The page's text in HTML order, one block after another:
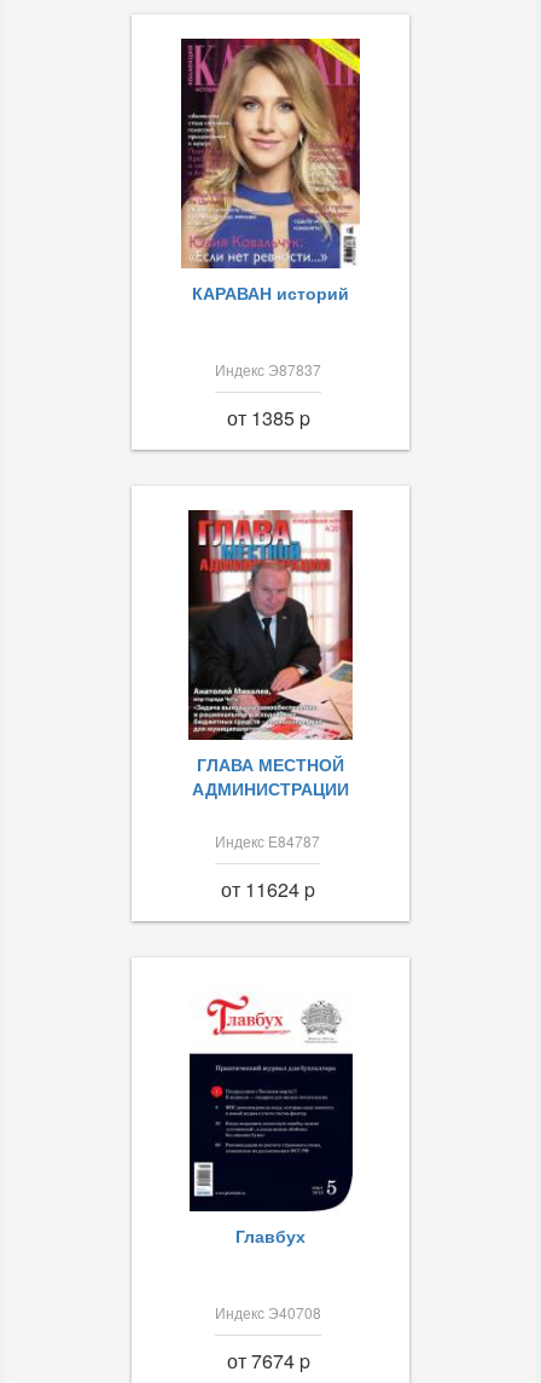
КАРАВАН историй
Индекс Э87837
от 1385 p
ГЛАВА МЕСТНОЙ
АДМИНИСТРАЦИИ
Индекс Е84787
от 11624 p
Главбух
Индекс Э40708
от 7674 p